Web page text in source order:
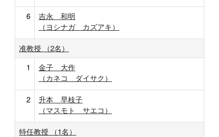
6
吉永 和明
（ヨシナガ カズアキ）
准教授 （2名）
1
金子 大作
（カネコ ダイサク）
2
升本 早枝子
（マスモト サエコ）
特任教授 （1名）